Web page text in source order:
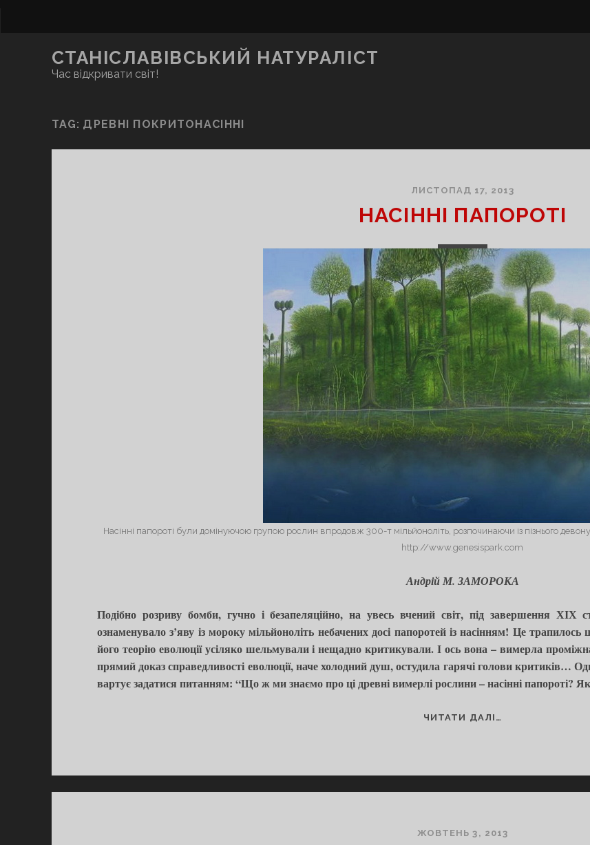
СТАНІСЛАВІВСЬКИЙ НАТУРАЛІСТ
Час відкривати світ!
TAG: ДРЕВНІ ПОКРИТОНАСІННІ
ЛИСТОПАД 17, 2013
НАСІННІ ПАПОРОТІ
Насінні папороті були домінуючою групою рослин впродовж 300-т мільйоноліть, розпочинаючи із пізнього
http://www.genesispark.com
Андрій М. ЗАМОРОКА
Подібно розриву бомби, гучно і безапеляційно, на увесь вчений світ, під завершення ХІХ
ознаменувало з’яву із мороку мільйоноліть небачених досі папоротей із насінням! Це
його теорію еволюції усіляко шельмували і нещадно критикували. І ось вона – вимерла
прямий доказ справедливості еволюції, наче холодний душ, остудила гарячі голови критиків…
вартує задатися питанням: “Що ж ми знаємо про ці древні вимерлі рослини – насінні папороті?
ЧИТАТИ ДАЛІ…
ЖОВТЕНЬ 3, 2013